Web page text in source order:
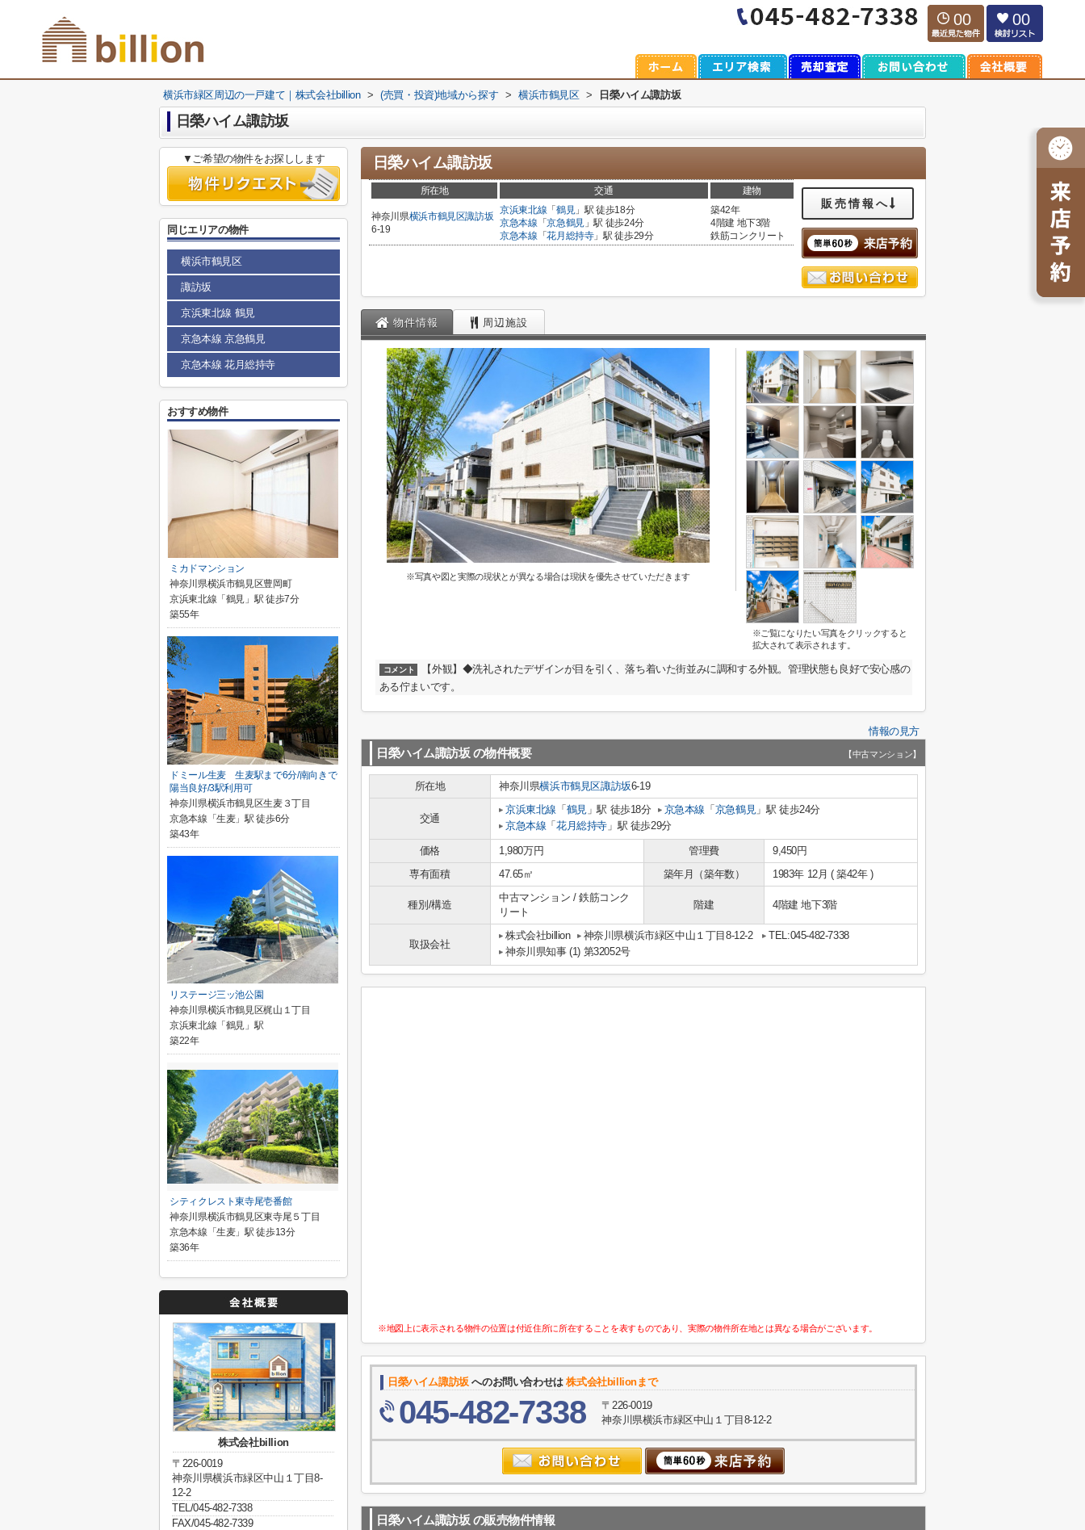
00 00
横浜市緑区周辺の一戸建て｜株式会社billion > (売買・投資)地域から探す > 横浜市鶴見区 > 日榮ハイム諏訪坂
日榮ハイム諏訪坂
日榮ハイム諏訪坂
所在地 交通 建物
神奈川県横浜市鶴見区諏訪坂
6-19
京浜東北線 「 鶴見」駅 徒歩18分
京急本線 「京急鶴見」駅 徒歩24分
京急本線 「花月総持寺」駅 徒歩29分
築42年
4階建 地下3階
鉄筋コンクリート
販売情報へ
物件情報 周辺施設
※写真や図と実際の現状とが異なる場合は現状を優先させていただきます
※ご覧になりたい写真をクリックすると
拡大されて表示されます。
コメント
【外観】◆洗礼されたデザインが目を引く、落ち着いた街並みに調和する外観。管理状態も良好で安心感の
ある佇まいです。
情報の見方
日榮ハイム諏訪坂 の物件概要 【中古マンション】
所在地 神奈川県横浜市鶴見区諏訪坂6-19
交通
京浜東北線 「 鶴見」駅 徒歩18分 京急本線 「 京急鶴見」駅 徒歩24分
京急本線 「花月総持寺 」駅 徒歩29分
価格 1,980万円 管理費
9,450円
専有面積
47.65㎡ 築年月（築年数） 1983年 12月 ( 築42年 )
種別/構造
中古マンション / 鉄筋コンク
リート
階建 4階建 地下3階
取扱会社
株式会社billion 神奈川県横浜市緑区中山１丁目8-12-2
TEL:045-482-7338
神奈川県知事 (1) 第32052号
※地図上に表示される物件の位置は付近住所に所在することを表すものであり、実際の物件所在地とは異なる場合がございます。
日榮ハイム諏訪坂へのお問い合わせは株式会社billionまで
045-482-7338
〒226-0019
神奈川県横浜市緑区中山１丁目8-12-2
日榮ハイム諏訪坂 の販売物件情報
▼ご希望の物件をお探しします
同じエリアの物件
横浜市鶴見区
諏訪坂
京浜東北線 鶴見
京急本線 京急鶴見
京急本線 花月総持寺
おすすめ物件
ミカドマンション
神奈川県横浜市鶴見区豊岡町
京浜東北線「鶴見」駅 徒歩7分
築55年
ドミール生麦 生麦駅まで6分/南向きで
陽当良好/3駅利用可
神奈川県横浜市鶴見区生麦３丁目
京急本線「生麦」駅 徒歩6分
築43年
リステージ三ッ池公園
神奈川県横浜市鶴見区梶山１丁目
京浜東北線「鶴見」駅
築22年
シティクレスト東寺尾壱番館
神奈川県横浜市鶴見区東寺尾５丁目
京急本線「生麦」駅 徒歩13分
築36年
株式会社billion
〒226-0019
神奈川県横浜市緑区中山１丁目8-
12-2
TEL/045-482-7338
FAX/045-482-7339